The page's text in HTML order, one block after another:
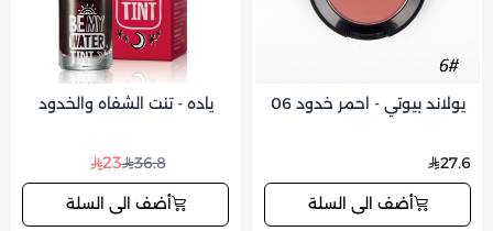
يولاند بيوتي - احمر خدود 06
27.6
أضف الى السلة
ياده - تنت الشفاه والخدود
36.8
23
أضف الى السلة